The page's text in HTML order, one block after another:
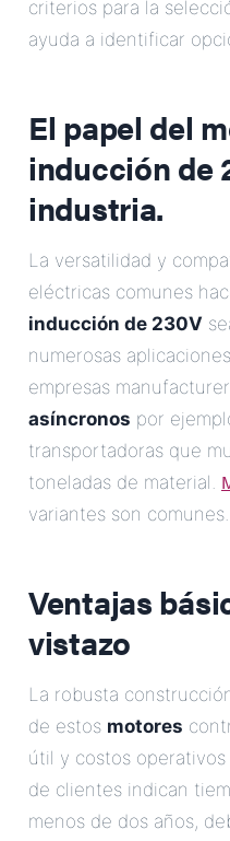
criterios para la
ayuda a identificar
El papel del
inducción de
industria.
La versatilidad y
eléctricas comunes
inducción de 230V
numerosas
empresas
asíncronos por
transportadoras que
toneladas de material.
variantes son comunes.
Ventajas
vistazo
La robusta
de estos motores
útil y costos
de clientes indican
menos de dos años,